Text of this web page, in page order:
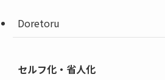
Doretoru
セルフ化・省人化